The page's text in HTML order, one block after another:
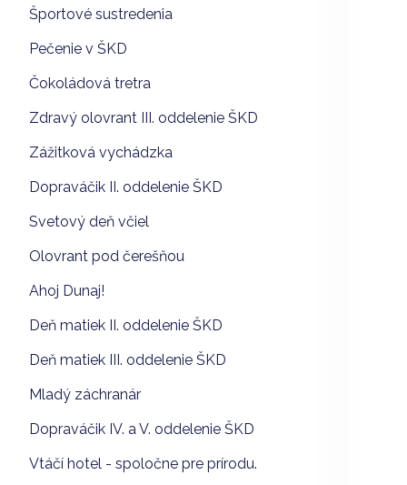
Športové sustredenia
Pečenie v ŠKD
Čokoládová tretra
Zdravý olovrant III. oddelenie ŠKD
Zážitková vychádzka
Dopraváčik II. oddelenie ŠKD
Svetový deň včiel
Olovrant pod čerešňou
Ahoj Dunaj!
Deň matiek II. oddelenie ŠKD
Deň matiek III. oddelenie ŠKD
Mladý záchranár
Dopraváčik IV. a V. oddelenie ŠKD
Vtáčí hotel - spoločne pre prírodu.